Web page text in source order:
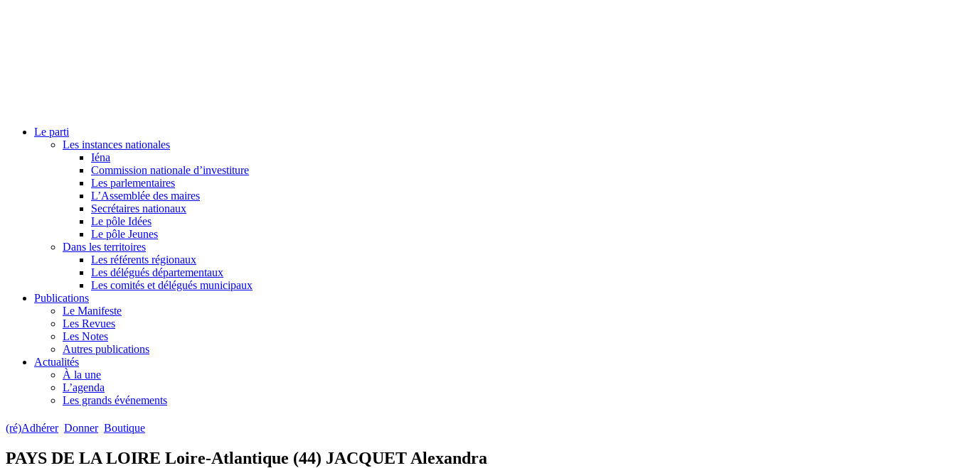
Le parti
Les instances nationales
Iéna
Commission nationale d’investiture
Les parlementaires
L’Assemblée des maires
Secrétaires nationaux
Le pôle Idées
Le pôle Jeunes
Dans les territoires
Les référents régionaux
Les délégués départementaux
Les comités et délégués municipaux
Publications
Le Manifeste
Les Revues
Les Notes
Autres publications
Actualités
À la une
L’agenda
Les grands événements
(ré)Adhérer Donner Boutique
PAYS DE LA LOIRE Loire-Atlantique (44) JACQUET Alexandra